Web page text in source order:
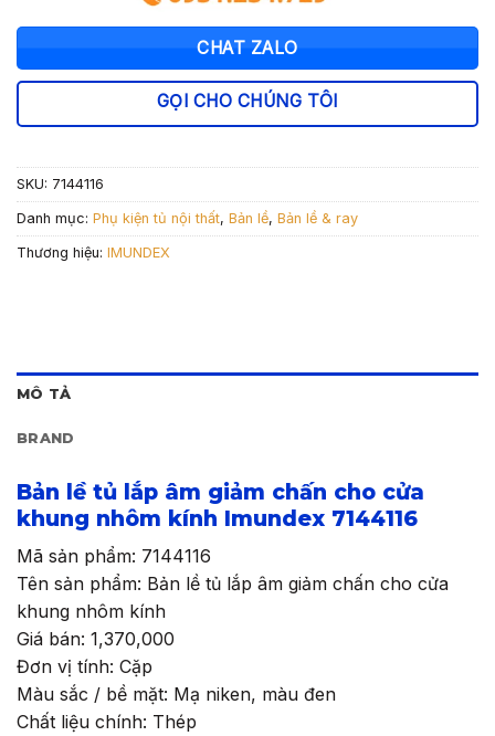
CHAT ZALO
GỌI CHO CHÚNG TÔI
SKU: 7144116
Danh mục: Phụ kiện tủ nội thất, Bản lề, Bản lề & ray
Thương hiệu: IMUNDEX
MÔ TẢ
BRAND
Bản lề tủ lắp âm giảm chấn cho cửa
khung nhôm kính Imundex 7144116
Mã sản phẩm: 7144116
Tên sản phẩm: Bản lề tủ lắp âm giảm chấn cho cửa
khung nhôm kính
Giá bán: 1,370,000
Đơn vị tính: Cặp
Màu sắc / bề mặt: Mạ niken, màu đen
Chất liệu chính: Thép